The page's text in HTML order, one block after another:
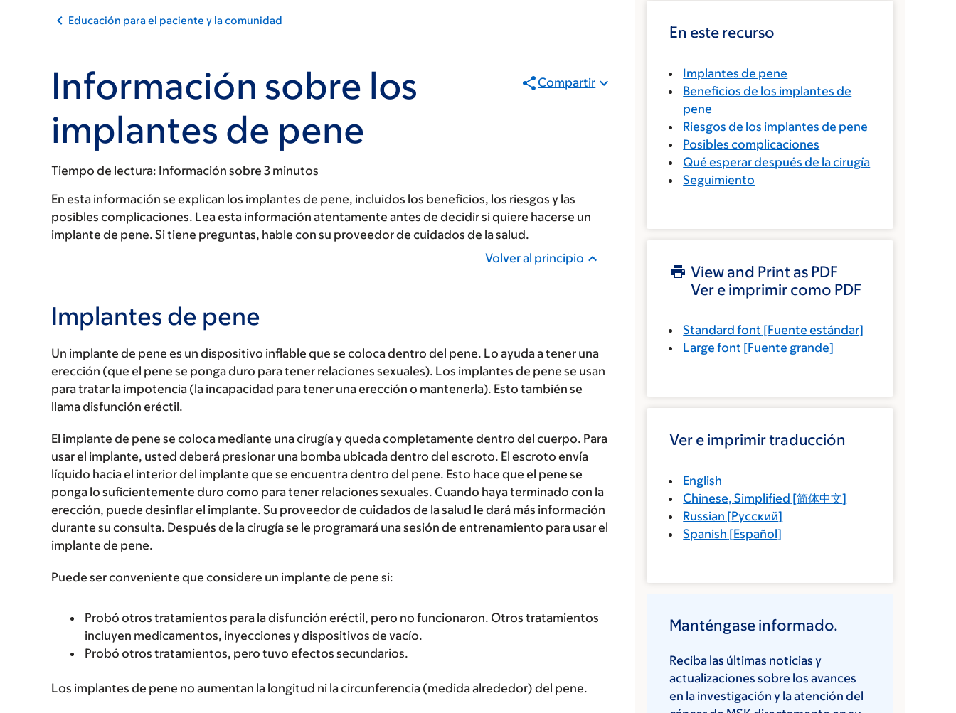
Educación para el paciente y la comunidad
Información sobre los
implantes de pene
Compartir
Tiempo de lectura: Información sobre 3 minutos
En esta información se explican los implantes de pene, incluidos los beneficios, los riesgos y las
posibles complicaciones. Lea esta información atentamente antes de decidir si quiere hacerse un
implante de pene. Si tiene preguntas, hable con su proveedor de cuidados de la salud.
Volver al principio
Implantes de pene
Un implante de pene es un dispositivo inflable que se coloca dentro del pene. Lo ayuda a tener una
erección (que el pene se ponga duro para tener relaciones sexuales). Los implantes de pene se usan
para tratar la impotencia (la incapacidad para tener una erección o mantenerla). Esto también se
llama disfunción eréctil.
El implante de pene se coloca mediante una cirugía y queda completamente dentro del cuerpo. Para
usar el implante, usted deberá presionar una bomba ubicada dentro del escroto. El escroto envía
líquido hacia el interior del implante que se encuentra dentro del pene. Esto hace que el pene se
ponga lo suficientemente duro como para tener relaciones sexuales. Cuando haya terminado con la
erección, puede desinflar el implante. Su proveedor de cuidados de la salud le dará más información
durante su consulta. Después de la cirugía se le programará una sesión de entrenamiento para usar el
implante de pene.
Puede ser conveniente que considere un implante de pene si:
Probó otros tratamientos para la disfunción eréctil, pero no funcionaron. Otros tratamientos
incluyen medicamentos, inyecciones y dispositivos de vacío.
Probó otros tratamientos, pero tuvo efectos secundarios.
Los implantes de pene no aumentan la longitud ni la circunferencia (medida alrededor) del pene.
En este recurso
Implantes de pene
Beneficios de los implantes de
pene
Riesgos de los implantes de pene
Posibles complicaciones
Qué esperar después de la cirugía
Seguimiento
View and Print as PDF
Ver e imprimir como PDF
Standard font [Fuente estándar]
Large font [Fuente grande]
Ver e imprimir traducción
English
Chinese, Simplified [简体中文]
Russian [Русский]
Spanish [Español]
Manténgase informado.
Reciba las últimas noticias y
actualizaciones sobre los avances
en la investigación y la atención del